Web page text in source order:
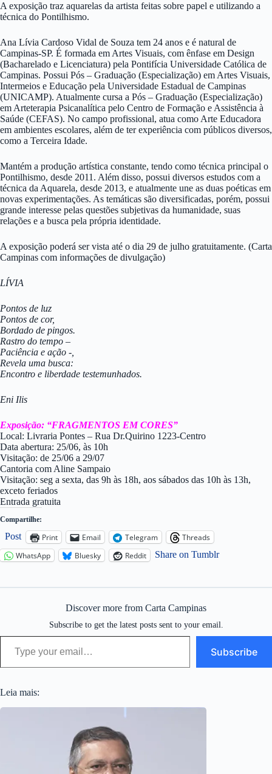
A exposição traz aquarelas da artista feitas sobre papel e utilizando a
técnica do Pontilhismo.
Ana Lívia Cardoso Vidal de Souza tem 24 anos e é natural de
Campinas-SP. É formada em Artes Visuais, com ênfase em Design
(Bacharelado e Licenciatura) pela Pontifícia Universidade Católica de
Campinas. Possui Pós – Graduação (Especialização) em Artes Visuais,
Intermeios e Educação pela Universidade Estadual de Campinas
(UNICAMP). Atualmente cursa a Pós – Graduação (Especialização)
em Arteterapia Psicanalítica pelo Centro de Formação e Assistência à
Saúde (CEFAS). No campo profissional, atua como Arte Educadora
em ambientes escolares, além de ter experiência com públicos diversos,
como a Terceira Idade.
Mantém a produção artística constante, tendo como técnica principal o
Pontilhismo, desde 2011. Além disso, possui diversos estudos com a
técnica da Aquarela, desde 2013, e atualmente une as duas poéticas em
novas experimentações. As temáticas são diversificadas, porém, possui
grande interesse pelas questões subjetivas da humanidade, suas
relações e a busca pela própria identidade.
A exposição poderá ser vista até o dia 29 de julho gratuitamente. (Carta
Campinas com informações de divulgação)
LÍVIA
Pontos de luz
Pontos de cor,
Bordado de pingos.
Rastro do tempo –
Paciência e ação -,
Revela uma busca:
Encontro e liberdade testemunhados.
Eni Ilis
Exposição: “FRAGMENTOS EM CORES”
Local: Livraria Pontes – Rua Dr.Quirino 1223-Centro
Data abertura: 25/06, às 10h
Visitação: de 25/06 a 29/07
Cantoria com Aline Sampaio
Visitação: seg a sexta, das 9h às 18h, aos sábados das 10h às 13h,
exceto feriados
Entrada gratuita
Compartilhe:
Post Print Email Telegram
Threads
WhatsApp
Bluesky Reddit Share on Tumblr
Discover more from Carta Campinas
Subscribe to get the latest posts sent to your email.
Type your email…
Subscribe
Leia mais: